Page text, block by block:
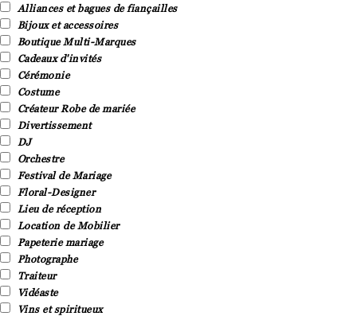
Alliances et bagues de fiançailles
Bijoux et accessoires
Boutique Multi-Marques
Cadeaux d'invités
Cérémonie
Costume
Créateur Robe de mariée
Divertissement
DJ
Orchestre
Festival de Mariage
Floral-Designer
Lieu de réception
Location de Mobilier
Papeterie mariage
Photographe
Traiteur
Vidéaste
Vins et spiritueux